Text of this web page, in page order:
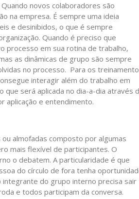
novos colaboradores são
na empresa. É sempre uma ideia
e desinibidos, o que é sempre
Quando é preciso que
processo em sua rotina de trabalho,
as dinâmicas de grupo são sempre
no processo. Para os
interagir além do trabalho em
que será aplicada no dia-a-dia através
aplicação e entendimento.
almofadas composto por algumas
mais flexível de participantes. O
o debatem. A particularidade é que
do círculo de fora tenha
integrante do grupo interno precisa sair
e todos participam da conversa.